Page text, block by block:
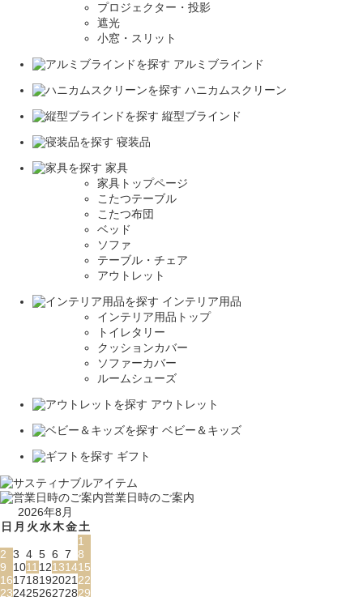
プロジェクター・投影
遮光
小窓・スリット
アルミブラインド
ハニカムスクリーン
縦型ブラインド
寝装品
家具
家具トップページ
こたつテーブル
こたつ布団
ベッド
ソファ
テーブル・チェア
アウトレット
インテリア用品
インテリア用品トップ
トイレタリー
クッションカバー
ソファーカバー
ルームシューズ
アウトレット
ベビー＆キッズ
ギフト
営業日時のご案内
2026年8月
日 月 火水木金土
1
2 3 4 5 6 7 8
9
1011 12131415
161718192021 22
23242526272829